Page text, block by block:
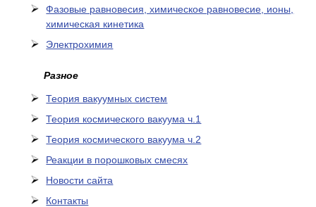
Фазовые равновесия, химическое равновесие, ионы,
химическая кинетика
Электрохимия
Разное
Теория вакуумных систем
Теория космического вакуума ч.1
Теория космического вакуума ч.2
Реакции в порошковых смесях
Новости сайта
Контакты